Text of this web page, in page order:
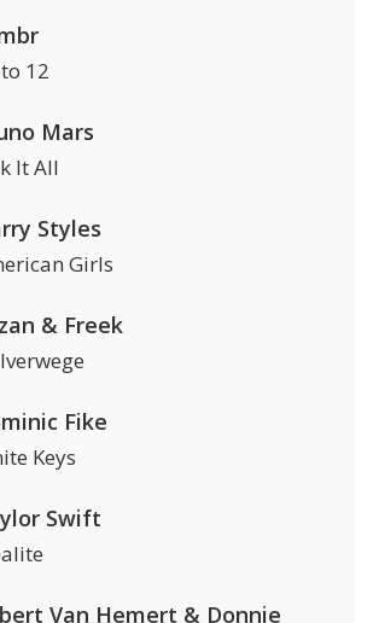
12
Mars
It All
Styles
Girls
& Freek
Fike
Keys
Swift
Van Hemert & Donnie